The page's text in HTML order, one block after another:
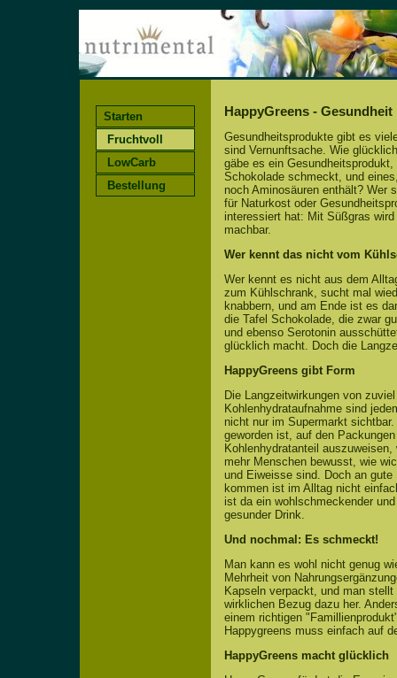
Starten
Fruchtvoll
LowCarb
Bestellung
HappyGreens -
Gesundheitsprodukte gibt es
sind Vernunftsache. Wie
gäbe es ein
Schokolade schmeckt, und
noch Aminosäuren enthält? Wer
für Naturkost oder
interessiert hat: Mit Süßgras
machbar.
Wer kennt das nicht vom
Wer kennt es nicht aus dem
zum Kühlschrank, sucht mal
knabbern, und am Ende ist es
die Tafel Schokolade, die zwar
und ebenso Serotonin
glücklich macht. Doch die
HappyGreens gibt Form
Die Langzeitwirkungen von
Kohlenhydrataufnahme sind
nicht nur im Supermarkt
geworden ist, auf den
Kohlenhydratanteil auszuweisen,
mehr Menschen bewusst, wie
und Eiweisse sind. Doch an gute
kommen ist im Alltag nicht
ist da ein wohlschmeckender
gesunder Drink.
Und nochmal: Es schmeckt!
Man kann es wohl nicht genug
Mehrheit von
Kapseln verpackt, und man stellt
wirklichen Bezug dazu her.
einem richtigen
Happygreens muss einfach auf
HappyGreens macht glücklich